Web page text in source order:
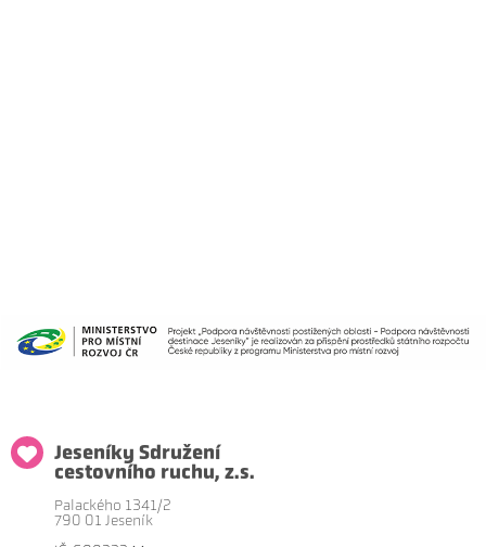
Jeseníky Sdružení
cestovního ruchu, z.s.
Palackého 1341/2
790 01 Jeseník